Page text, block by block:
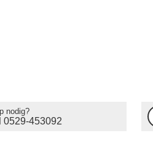
nodig?
0529-453092